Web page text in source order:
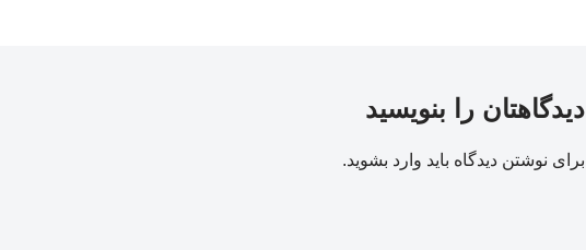
دیدگاهتان را بنویسید
برای نوشتن دیدگاه باید وارد بشوید.